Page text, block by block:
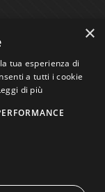
Bassi VAT
×
tua esperienza di
a tutti i cookie
di più